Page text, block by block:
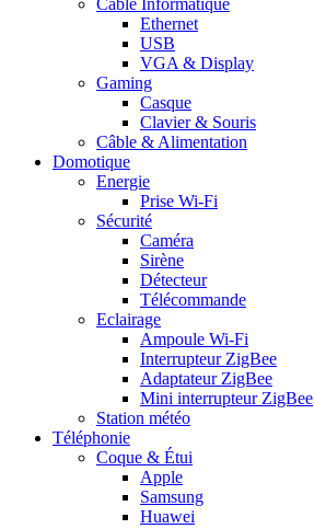
Ethernet
USB
VGA & Display
Gaming
Casque
Clavier & Souris
Câble & Alimentation
Domotique
Energie
Prise Wi-Fi
Sécurité
Caméra
Sirène
Détecteur
Télécommande
Eclairage
Ampoule Wi-Fi
Interrupteur ZigBee
Adaptateur ZigBee
Mini interrupteur ZigBee
Station météo
Téléphonie
Coque & Étui
Apple
Samsung
Huawei